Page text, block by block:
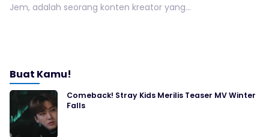
Jem, adalah seorang konten kreator yang...
Buat Kamu!
Comeback! Stray Kids Merilis Teaser MV Winter
Falls